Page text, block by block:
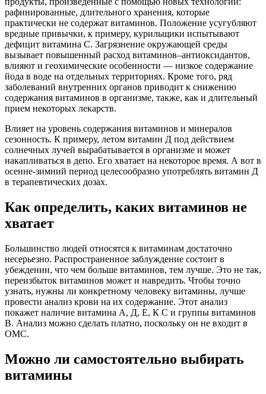
рафинированные, длительного хранения, которые
практически не содержат витаминов. Положение усугубляют
вредные привычки, к примеру, курильщики испытывают
дефицит витамина С. Загрязнение окружающей среды
вызывает повышенный расход витаминов–антиоксидантов,
влияют и геохимические особенности — низкое содержание
йода в воде на отдельных территориях. Кроме того, ряд
заболеваний внутренних органов приводит к снижению
содержания витаминов в организме, также, как и длительный
прием некоторых лекарств.
Влияет на уровень содержания витаминов и минералов
сезонность. К примеру, летом витамин Д под действием
солнечных лучей вырабатывается в организме и может
накапливаться в депо. Его хватает на некоторое время. А вот в
осенне-зимний период целесообразно употреблять витамин Д
в терапевтических дозах.
Как определить, каких витаминов не
хватает
Большинство людей относятся к витаминам достаточно
несерьезно. Распространенное заблуждение состоит в
убеждении, что чем больше витаминов, тем лучше. Это не так,
переизбыток витаминов может и навредить. Чтобы точно
узнать, нужны ли конкретному человеку витамины, лучше
провести анализ крови на их содержание. Этот анализ
покажет наличие витамина А, Д, Е, К С и группы витаминов
В. Анализ можно сделать платно, поскольку он не входит в
ОМС.
Можно ли самостоятельно выбирать
витамины